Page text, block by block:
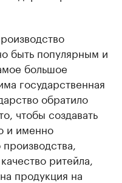
быть популярным и
большое
государственная
обратило
чтобы создавать
и именно
ритейла,
продукция на